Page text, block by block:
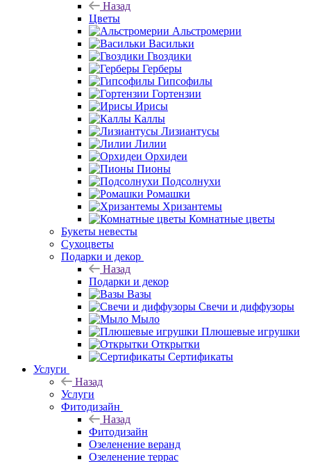
Назад
Цветы
Альстромерии
Васильки
Гвоздики
Герберы
Гипсофилы
Гортензии
Ирисы
Каллы
Лизиантусы
Лилии
Орхидеи
Пионы
Подсолнухи
Ромашки
Хризантемы
Комнатные цветы
Букеты невесты
Сухоцветы
Подарки и декор
Назад
Подарки и декор
Вазы
Свечи и диффузоры
Мыло
Плюшевые игрушки
Открытки
Сертификаты
Услуги
Назад
Услуги
Фитодизайн
Назад
Фитодизайн
Озеленение веранд
Озеленение террас